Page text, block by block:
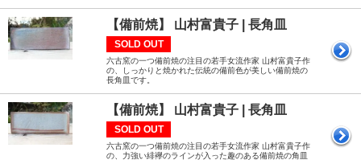
【備前焼】 山村富貴子 | 長角皿
SOLD OUT
六古窯の一つ備前焼の注目の若手女流作家 山村富貴子作
の、しっかりと焼かれた伝統の備前色が美しい備前焼の
長角皿です。
【備前焼】 山村富貴子 | 長角皿
SOLD OUT
六古窯の一つ備前焼の注目の若手女流作家 山村富貴子作
の、力強い緋襷のラインが入った趣のある備前焼の角皿